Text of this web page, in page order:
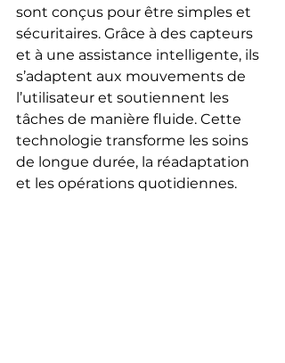
sont conçus pour être simples et
sécuritaires. Grâce à des capteurs
et à une assistance intelligente, ils
s’adaptent aux mouvements de
l’utilisateur et soutiennent les
tâches de manière fluide. Cette
technologie transforme les soins
de longue durée, la réadaptation
et les opérations quotidiennes.